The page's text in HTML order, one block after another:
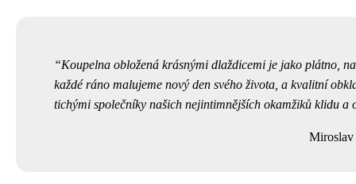
Koupelna obložená krásnými dlaždicemi je jako plátno,
každé ráno malujeme nový den svého života, a kvalitní
tichými společníky našich nejintimnějších okamžiků klidu a